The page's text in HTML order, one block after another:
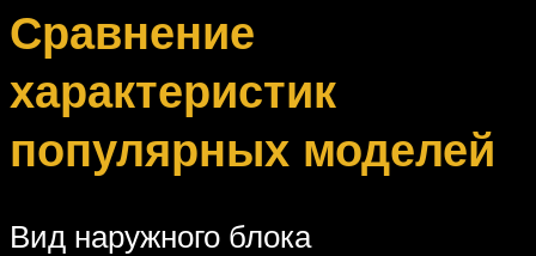
Сравнение
характеристик
популярных моделей
Вид наружного блока